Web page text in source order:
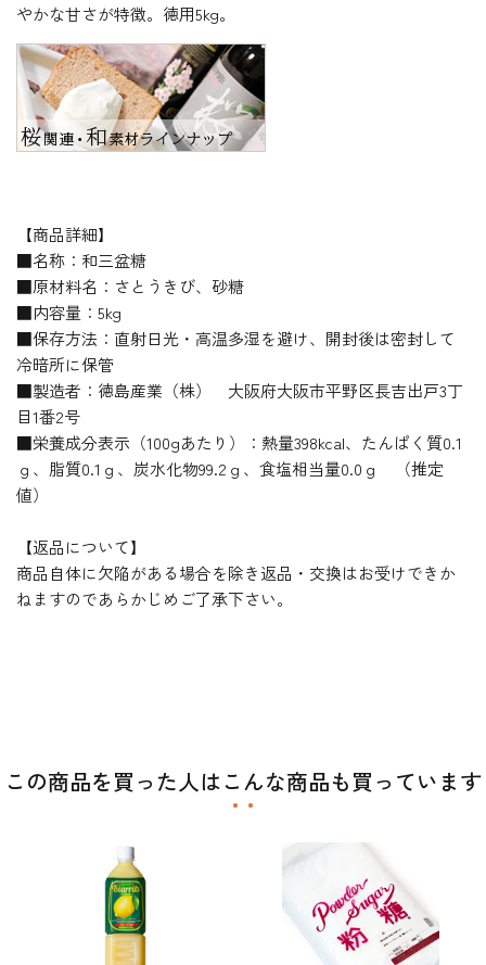
やかな甘さが特徴。徳用5kg。
【商品詳細】
■名称：和三盆糖
■原材料名：さとうきび、砂糖
■内容量：5kg
■保存方法：直射日光・高温多湿を避け、開封後は密封して
冷暗所に保管
■製造者：徳島産業（株） 大阪府大阪市平野区長吉出戸3丁
目1番2号
■栄養成分表示（100gあたり）：熱量398kcal、たんぱく質0.1
ｇ、脂質0.1ｇ、炭水化物99.2ｇ、食塩相当量0.0ｇ （推定
値）
【返品について】
商品自体に欠陥がある場合を除き返品・交換はお受けできか
ねますのであらかじめご了承下さい。
この商品を買った人はこんな商品も買っています